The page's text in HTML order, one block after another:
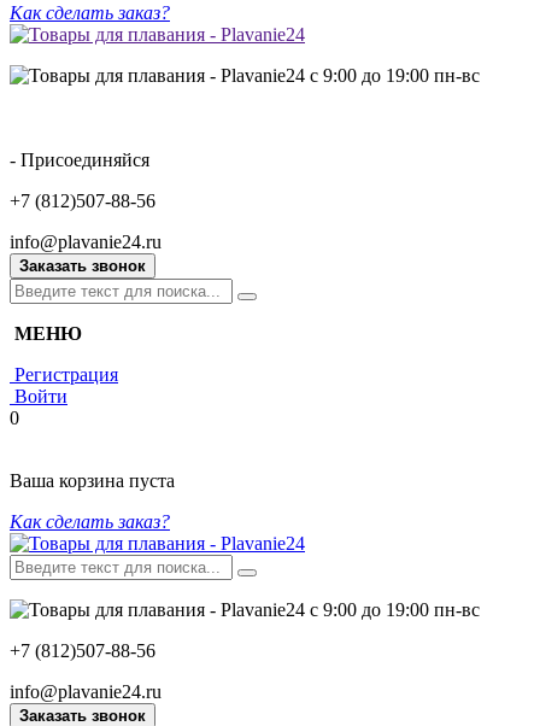
Как сделать заказ?
с 9:00 до 19:00 пн-вс
- Присоединяйся
+7 (812)507-88-56
info@plavanie24.ru
Заказать звонок
МЕНЮ
Регистрация
Войти
0
Ваша корзина пуста
Как сделать заказ?
с 9:00 до 19:00 пн-вс
+7 (812)507-88-56
info@plavanie24.ru
Заказать звонок